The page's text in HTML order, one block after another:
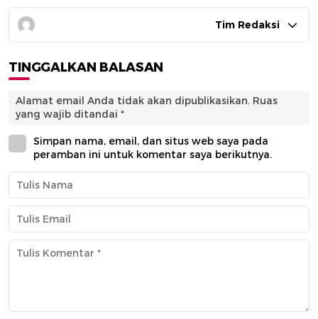
Tim Redaksi
TINGGALKAN BALASAN
Alamat email Anda tidak akan dipublikasikan. Ruas
yang wajib ditandai *
Simpan nama, email, dan situs web saya pada
peramban ini untuk komentar saya berikutnya.